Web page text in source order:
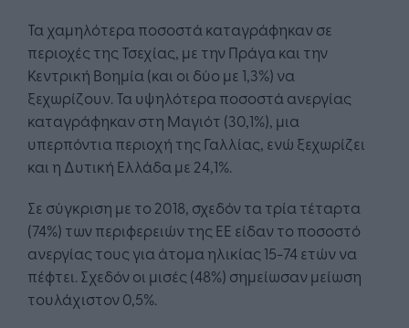
Τα χαμηλότερα ποσοστά καταγράφηκαν σε
περιοχές της Τσεχίας, με την Πράγα και την
Κεντρική Βοημία (και οι δύο με 1,3%) να
ξεχωρίζουν. Τα υψηλότερα ποσοστά ανεργίας
καταγράφηκαν στη Μαγιότ (30,1%), μια
υπερπόντια περιοχή της Γαλλίας, ενώ ξεχωρίζει
και η Δυτική Ελλάδα με 24,1%.
Σε σύγκριση με το 2018, σχεδόν τα τρία τέταρτα
(74%) των περιφερειών της ΕΕ είδαν το ποσοστό
ανεργίας τους για άτομα ηλικίας 15-74 ετών να
πέφτει. Σχεδόν οι μισές (48%) σημείωσαν μείωση
τουλάχιστον 0,5%.